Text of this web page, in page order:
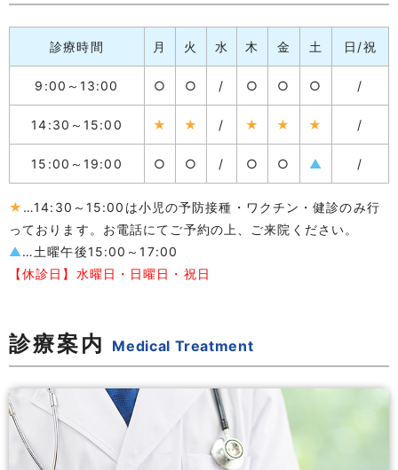
診療時間 月 火 水 木 金 土 日/祝
9:00～13:00 ○ ○ / ○ ○ ○ /
14:30～15:00 ★ ★ / ★ ★ ★ /
15:00～19:00 ○ ○ / ○ ○ ▲ /
★ …14:30～15:00は小児の予防接種・ワクチン・健診のみ行
っております。お電話にてご予約の上、ご来院ください。
▲…土曜午後15:00～17:00
【休診日】水曜日・日曜日・祝日
診療案内 Medical Treatment